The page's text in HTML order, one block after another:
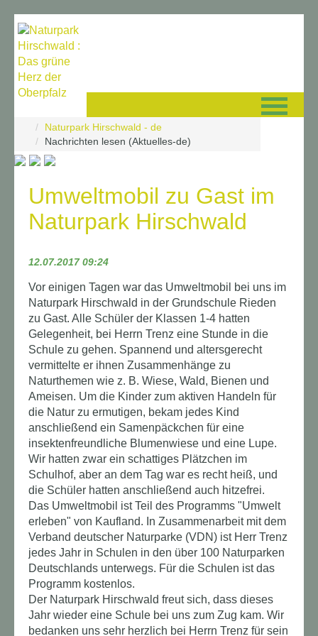
Navigation überspringen
Naturpark Hirschwald - de
Nachrichten lesen (Aktuelles-de)
Umweltmobil zu Gast im
Naturpark Hirschwald
12.07.2017 09:24
Vor einigen Tagen war das Umweltmobil bei uns im
Naturpark Hirschwald in der Grundschule Rieden
zu Gast. Alle Schüler der Klassen 1-4 hatten
Gelegenheit, bei Herrn Trenz eine Stunde in die
Schule zu gehen. Spannend und altersgerecht
vermittelte er ihnen Zusammenhänge zu
Naturthemen wie z. B. Wiese, Wald, Bienen und
Ameisen. Um die Kinder zum aktiven Handeln für
die Natur zu ermutigen, bekam jedes Kind
anschließend ein Samenpäckchen für eine
insektenfreundliche Blumenwiese und eine Lupe.
Wir hatten zwar ein schattiges Plätzchen im
Schulhof, aber an dem Tag war es recht heiß, und
die Schüler hatten anschließend auch hitzefrei.
Das Umweltmobil ist Teil des Programms "Umwelt
erleben" von Kaufland. In Zusammenarbeit mit dem
Verband deutscher Naturparke (VDN) ist Herr Trenz
jedes Jahr in Schulen in den über 100 Naturparken
Deutschlands unterwegs. Für die Schulen ist das
Programm kostenlos.
Der Naturpark Hirschwald freut sich, dass dieses
Jahr wieder eine Schule bei uns zum Zug kam. Wir
bedanken uns sehr herzlich bei Herrn Trenz für sein